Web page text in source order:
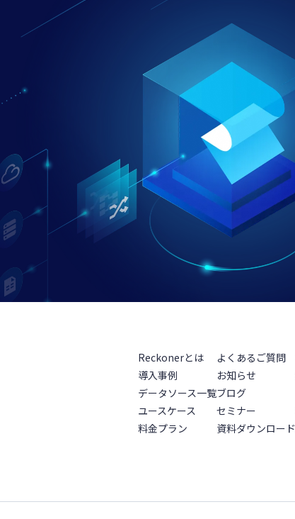
Reckonerとは
導入事例
データソース一覧
ユースケース
料金プラン
よくあるご質問
お知らせ
ブログ
セミナー
資料ダウンロード